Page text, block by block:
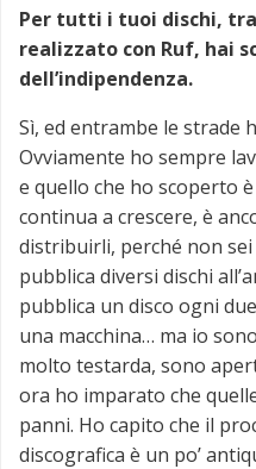
Per tutti i tuoi dischi,
realizzato con Ruf, hai
dell’indipendenza.
Sì, ed entrambe le strade
Ovviamente ho sempre
e quello che ho scoperto
continua a crescere, è
distribuirli, perché non sei
pubblica diversi dischi
pubblica un disco ogni
una macchina… ma io
molto testarda, sono
ora ho imparato che
panni. Ho capito che il
discografica è un po’